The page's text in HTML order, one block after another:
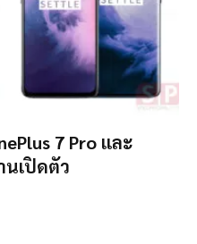
7 Pro และ
นเปิดตัว